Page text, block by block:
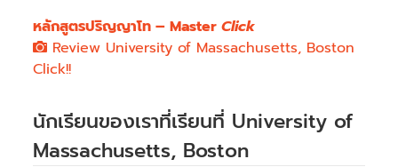
หลักสูตรปริญญาโท – MasterClick
Review University of Massachusetts, Boston
Click!!
นักเรียนของเราที่เรียนที่ University of
Massachusetts, Boston